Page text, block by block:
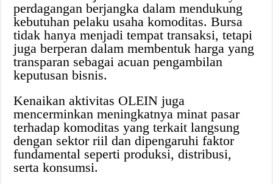
perdagangan berjangka dalam mendukung
kebutuhan pelaku usaha komoditas. Bursa
tidak hanya menjadi tempat transaksi, tetapi
juga berperan dalam membentuk harga yang
transparan sebagai acuan pengambilan
keputusan bisnis.
Kenaikan aktivitas OLEIN juga
mencerminkan meningkatnya minat pasar
terhadap komoditas yang terkait langsung
dengan sektor riil dan dipengaruhi faktor
fundamental seperti produksi, distribusi,
serta konsumsi.